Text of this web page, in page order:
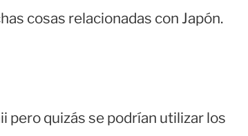
cosas relacionadas con Japón.
pero quizás se podrían utilizar los